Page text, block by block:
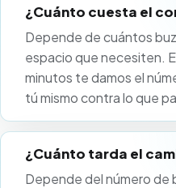
¿Cuánto cuesta el
Depende de cuántos
espacio que necesiten.
minutos te damos el
tú mismo contra lo que
¿Cuánto tarda el
Depende del número de